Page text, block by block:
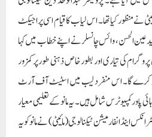
نے منظور کیا تھا۔ اس لیاب کا قیام اسی پراجیکٹ
الحسن، وائس چانسلر نے اپنے خطاب میں کہا
کی تیاری اور بطور خاص ذہنی طور پر کمزور
کرے گا۔ اس منفرد لیب میں اسٹیٹ آف آرٹ
پاور کمپیوٹرس شامل ہیں۔ یہ مانو کے تعلیمی معیار
اینڈ انفارمیشن ٹیکنالوجی (مائیٹی) نے مانو کو یہ